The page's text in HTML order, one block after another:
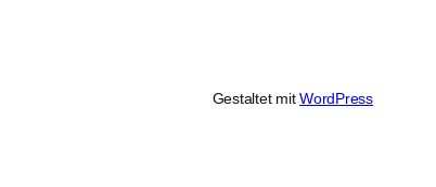
Gestaltet mitWordPress